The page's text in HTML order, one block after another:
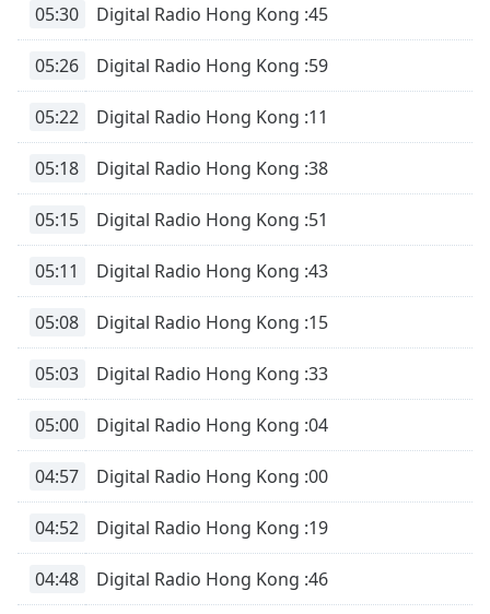
05:30 Digital Radio Hong Kong :45
05:26 Digital Radio Hong Kong :59
05:22 Digital Radio Hong Kong :11
05:18 Digital Radio Hong Kong :38
05:15 Digital Radio Hong Kong :51
05:11 Digital Radio Hong Kong :43
05:08 Digital Radio Hong Kong :15
05:03 Digital Radio Hong Kong :33
05:00 Digital Radio Hong Kong :04
04:57 Digital Radio Hong Kong :00
04:52 Digital Radio Hong Kong :19
04:48 Digital Radio Hong Kong :46